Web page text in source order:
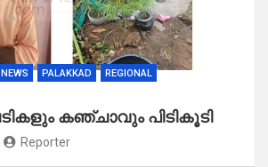
NEWS PALAKKAD REGIONAL
കഞ്ചാവും പിടികൂടി
Reporter